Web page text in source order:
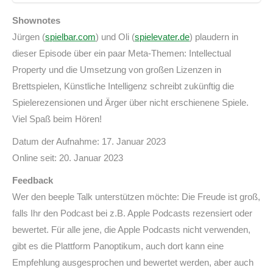
Shownotes
Jürgen (spielbar.com) und Oli (spielevater.de) plaudern in
dieser Episode über ein paar Meta-Themen: Intellectual
Property und die Umsetzung von großen Lizenzen in
Brettspielen, Künstliche Intelligenz schreibt zukünftig die
Spielerezensionen und Ärger über nicht erschienene Spiele.
Viel Spaß beim Hören!
Datum der Aufnahme: 17. Januar 2023
Online seit: 20. Januar 2023
Feedback
Wer den beeple Talk unterstützen möchte: Die Freude ist groß,
falls Ihr den Podcast bei z.B. Apple Podcasts rezensiert oder
bewertet. Für alle jene, die Apple Podcasts nicht verwenden,
gibt es die Plattform Panoptikum, auch dort kann eine
Empfehlung ausgesprochen und bewertet werden, aber auch